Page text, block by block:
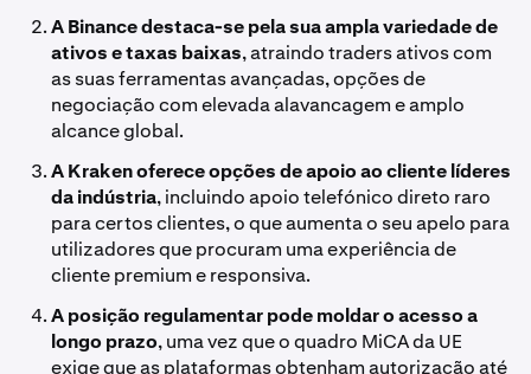
A Binance destaca-se pela sua ampla variedade de
ativos e taxas baixas, atraindo traders ativos com
as suas ferramentas avançadas, opções de
negociação com elevada alavancagem e amplo
alcance global.
A Kraken oferece opções de apoio ao cliente líderes
da indústria, incluindo apoio telefónico direto raro
para certos clientes, o que aumenta o seu apelo para
utilizadores que procuram uma experiência de
cliente premium e responsiva.
A posição regulamentar pode moldar o acesso a
longo prazo, uma vez que o quadro MiCA da UE
exige que as plataformas obtenham autorização até